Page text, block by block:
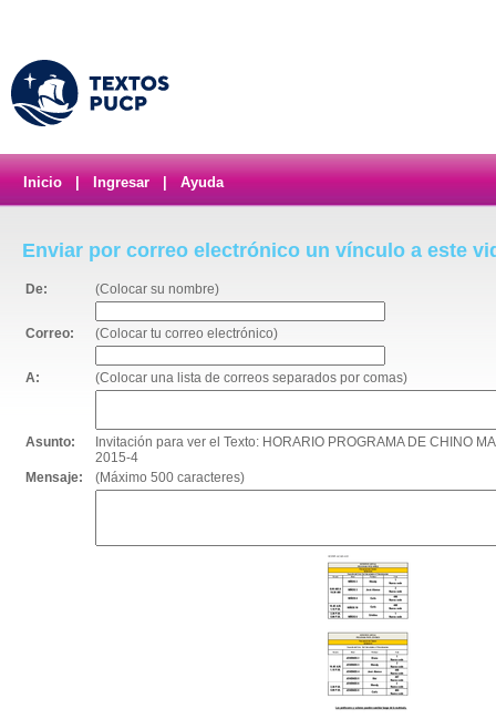
Inicio Ingresar Ayuda
Enviar por correo electrónico un vínculo a este
De: (Colocar su nombre)
Correo: (Colocar tu correo electrónico)
A: (Colocar una lista de correos separados por comas)
Asunto:
Invitación para ver el Texto: HORARIO PROGRAMA DE CHINO
2015-4
Mensaje:
(Máximo 500 caracteres)